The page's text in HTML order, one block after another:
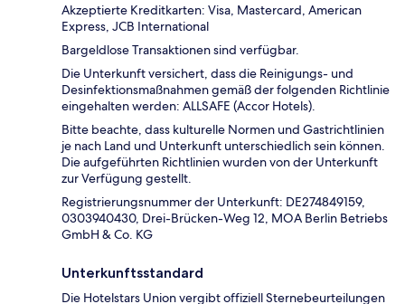
Akzeptierte Kreditkarten: Visa, Mastercard, American
Express, JCB International
Bargeldlose Transaktionen sind verfügbar.
Die Unterkunft versichert, dass die Reinigungs- und
Desinfektionsmaßnahmen gemäß der folgenden Richtlinie
eingehalten werden: ALLSAFE (Accor Hotels).
Bitte beachte, dass kulturelle Normen und Gastrichtlinien
je nach Land und Unterkunft unterschiedlich sein können.
Die aufgeführten Richtlinien wurden von der Unterkunft
zur Verfügung gestellt.
Registrierungsnummer der Unterkunft: DE274849159,
0303940430, Drei-Brücken-Weg 12, MOA Berlin Betriebs
GmbH & Co. KG
Unterkunftsstandard
Die Hotelstars Union vergibt offiziell Sternebeurteilungen